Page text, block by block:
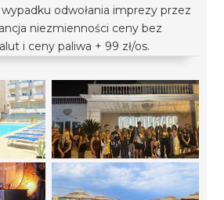
odwołania imprezy przez
niezmienności ceny bez
i ceny paliwa + 99 zł/os.